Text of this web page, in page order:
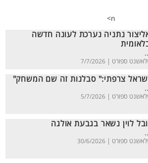
n>
נתניה נערכת לעונה חדשה
ספורט | 7/7/2026
צרפתי:" סבלנות זה שם המשחק"
ספורט | 5/7/2026
לוין נשאר בגבעת אולגה
ספורט | 30/6/2026